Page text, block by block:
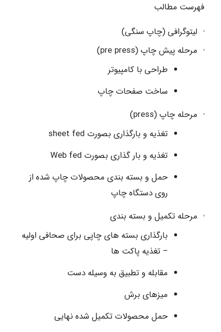
فهرست مطالب
لیتوگرافی (چاپ سنگی)
مرحله پیش چاپ (pre press)
طراحی با کامپیوتر
ساخت صفحات چاپ
مرحله چاپ (press)
تغذیه و بارگذاری بصورت sheet fed
تغذیه و بار گذاری بصورت Web fed
حمل و بسته بندی محصولات چاپ شده از
روی دستگاه چاپ
مرحله تکمیل و بسته بندی
بارگذاری بسته های چاپی برای صحافی اولیه
– تغذیه پاکت ها
مقابله و تطبیق به وسیله دست
میزهای برش
حمل محصولات تکمیل شده نهایی